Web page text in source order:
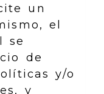
un
el
se
de
y/o
y